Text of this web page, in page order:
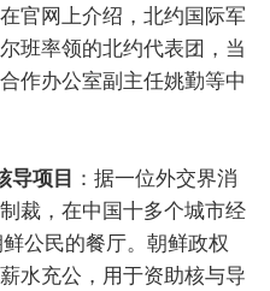
官网上介绍，北约国际军
班率领的北约代表团，当
作办公室副主任姚勤等中
导项目 ：据一位外交界消
裁，在中国十多个城市经
公民的餐厅。朝鲜政权
水充公，用于资助核与导